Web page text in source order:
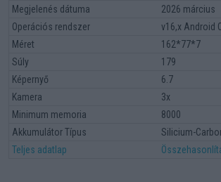
Megjelenés dátuma
2026 március
Operációs rendszer
v16,x Android
Méret
162*77*7
Súly
179
Képernyő
6.7
Kamera
3x
Minimum memoria
8000
Akkumulátor Típus
Silicium-
Teljes adatlap